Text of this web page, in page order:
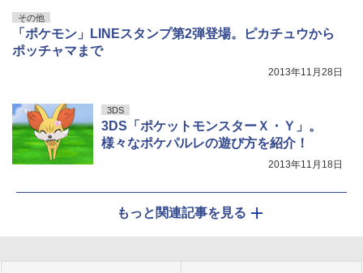
その他
「ポケモン」LINEスタンプ第2弾登場。ピカチュウから
ポッチャマまで
2013年11月28日
3DS
3DS「ポケットモンスターＸ・Ｙ」。
様々なポケパルレの遊び方を紹介！
2013年11月18日
もっと関連記事を見る